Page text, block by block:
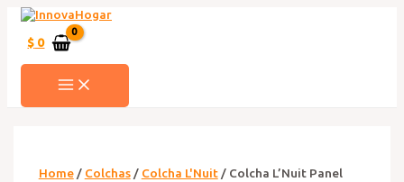
contenido
$ 0
MAIN
MENU
Home/ Colchas/ Colcha L'Nuit/ Colcha L’Nuit Panel